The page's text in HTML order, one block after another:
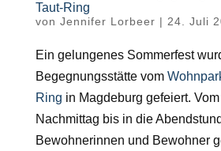
Taut-Ring
von Jennifer Lorbeer | 24. Juli
Ein gelungenes Sommerfest
Begegnungsstätte vom
Ring in Magdeburg gefeiert.
Nachmittag bis in die
Bewohnerinnen und Bewohner